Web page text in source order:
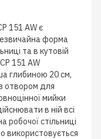
151 AW є
форма
та в кутовій
151 AW
глибиною 20 см,
отвором для
мийки
в ній всі
робочої стільниці
використовується